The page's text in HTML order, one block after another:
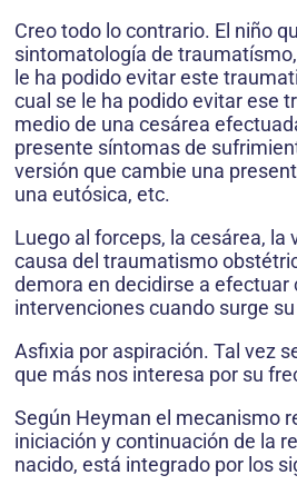
Creo todo lo contrario. El niño
sintomatología de
le ha podido evitar este
cual se le ha podido evitar ese
medio de una cesárea
presente síntomas de
versión que cambie una
una eutósica, etc.
Luego al forceps, la cesárea, la
causa del traumatismo
demora en decidirse a efectuar
intervenciones cuando surge
Asfixia por aspiración. Tal vez
que más nos interesa por su
Según Heyman el mecanismo
iniciación y continuación de la
nacido, está integrado por los